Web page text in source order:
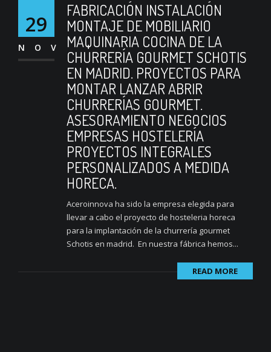
29
NOV
FABRICACIÓN INSTALACIÓN
MONTAJE DE MOBILIARIO
MAQUINARIA COCINA DE LA
CHURRERÍA GOURMET SCHOTIS
EN MADRID. PROYECTOS PARA
MONTAR LANZAR ABRIR
CHURRERÍAS GOURMET.
ASESORAMIENTO NEGOCIOS
EMPRESAS HOSTELERÍA
PROYECTOS INTEGRALES
PERSONALIZADOS A MEDIDA
HORECA.
Aceroinnova ha sido la empresa elegida para
llevar a cabo el proyecto de hosteleria horeca
para la implantación de la churrería gourmet
Schotis en madrid. En nuestra fábrica hemos...
READ MORE